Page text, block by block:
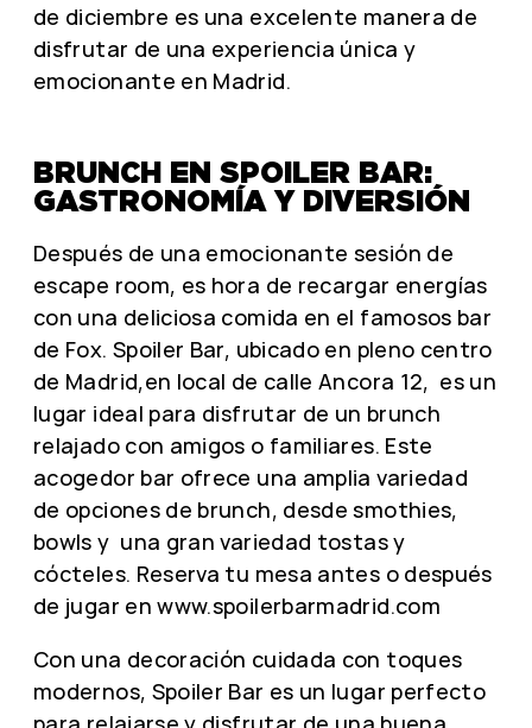
de diciembre es una excelente manera de
disfrutar de una experiencia única y
emocionante en Madrid.
BRUNCH EN SPOILER BAR:
GASTRONOMÍA Y DIVERSIÓN
Después de una emocionante sesión de
escape room, es hora de recargar energías
con una deliciosa comida en el famosos bar
de Fox. Spoiler Bar, ubicado en pleno centro
de Madrid,en local de calle Ancora 12, es un
lugar ideal para disfrutar de un brunch
relajado con amigos o familiares. Este
acogedor bar ofrece una amplia variedad
de opciones de brunch, desde smothies,
bowls y una gran variedad tostas y
cócteles. Reserva tu mesa antes o después
de jugar en www.spoilerbarmadrid.com
Con una decoración cuidada con toques
modernos, Spoiler Bar es un lugar perfecto